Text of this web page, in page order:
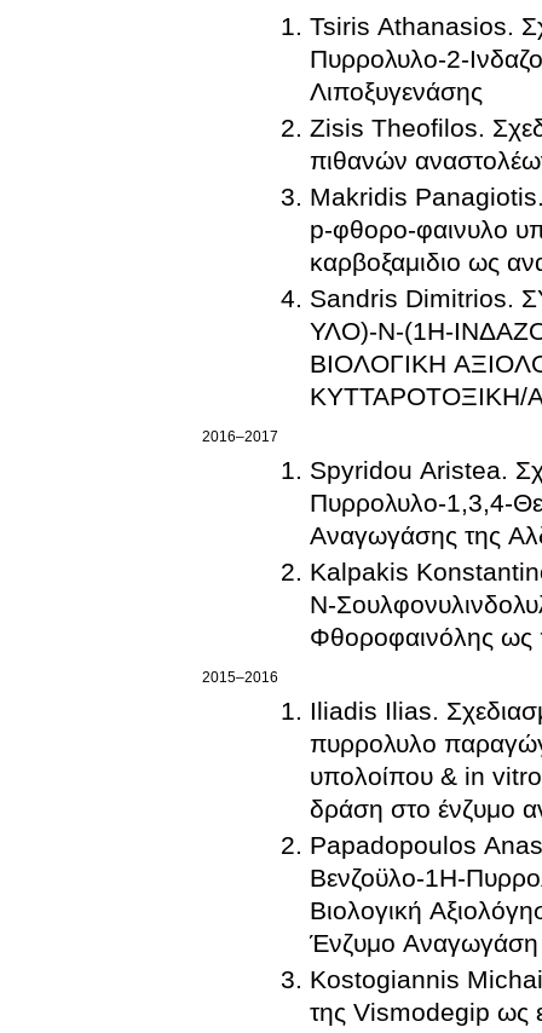
Tsiris Athanasios.
Πυρρολυλο-2-
Λιποξυγενάσης
Zisis Theofilos.
πιθανών
Makridis Panagiotis.
p-φθορο-φαινυλο
καρβοξαμιδιο ως
Sandris
ΥΛΟ)-Ν-(1Η-
ΒΙΟΛΟΓΙΚΗ
ΚΥΤΤΑΡΟΤΟΞΙΚΗ/
2016–2017
Spyridou Aristea.
Πυρρολυλο-1,3,4-
Αναγωγάσης της
Kalpakis
Ν-
Φθοροφαινόλης ως
2015–2016
Iliadis Ilias.
πυρρολυλο
υπολοίπου & in
δράση στο ένζυμο
Papadopoulos
Βενζοϋλο-1Η-
Βιολογική
Ένζυμο Αναγωγάση
Kostogiannis
της Vismodegip ως